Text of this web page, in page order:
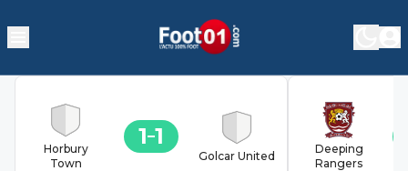
Horbury
Town
1 1
Golcar United
Deeping
Rangers